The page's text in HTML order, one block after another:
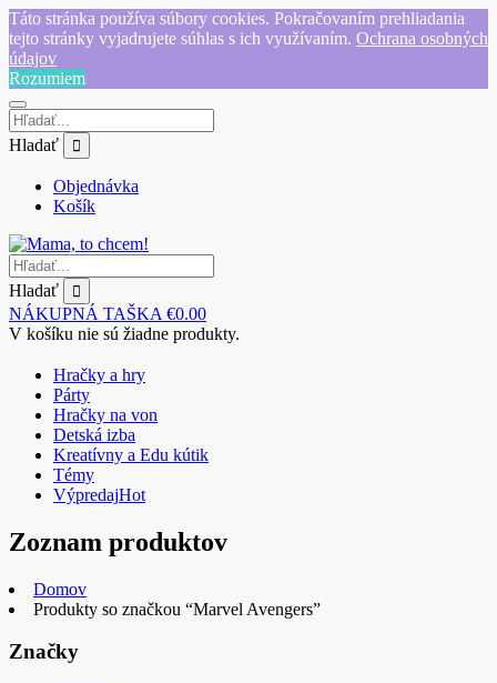
Táto stránka používa súbory cookies. Pokračovaním prehliadania
tejto stránky vyjadrujete súhlas s ich využívaním. Ochrana osobných
údajov
Rozumiem
Hladať
Objednávka
Košík
Hladať
NÁKUPNÁ TAŠKA €0.00
V košíku nie sú žiadne produkty.
Hračky a hry
Párty
Hračky na von
Detská izba
Kreatívny a Edu kútik
Témy
VýpredajHot
Zoznam produktov
Domov
Produkty so značkou “Marvel Avengers”
Značky